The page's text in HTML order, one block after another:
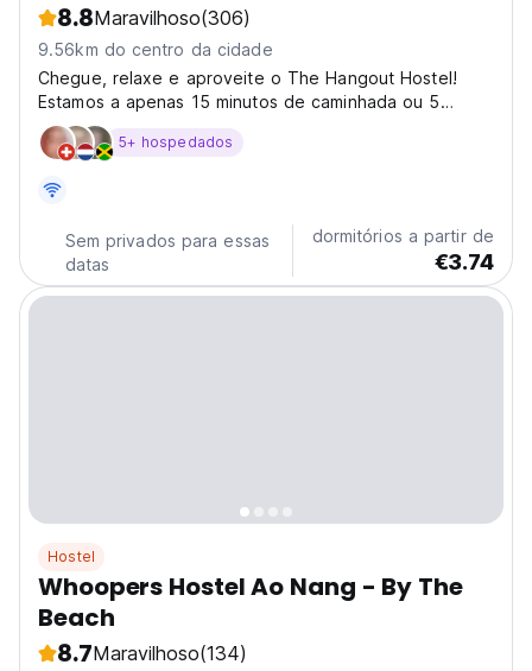
8.8Maravilhoso(306)
9.56km do centro da cidade
Chegue, relaxe e aproveite o The Hangout Hostel!
Estamos a apenas 15 minutos de caminhada ou 5
minutos de moto da praia, e oferecemos muito mais do
que apenas um lugar para dormir. Este é o destino
conhecer viajantes...
5+ hospedados
Sem privados para essas
datas
dormitórios a partir de
€3.74
Hostel
Whoopers Hostel Ao Nang - By The
Beach
8.7Maravilhoso(134)